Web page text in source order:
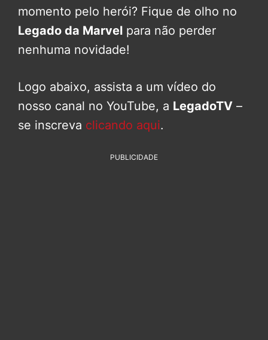
momento pelo herói? Fique de olho no
Legado da Marvel para não perder
nenhuma novidade!
Logo abaixo, assista a um vídeo do
nosso canal no YouTube, a LegadoTV –
se inscreva clicando aqui.
PUBLICIDADE